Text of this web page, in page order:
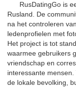
RusDatingGo is
Rusland. De
na het controleren
ledenprofielen met
Het project is tot
waarmee gebruikers
vriendschap en
interessante
de lokale bevolking,